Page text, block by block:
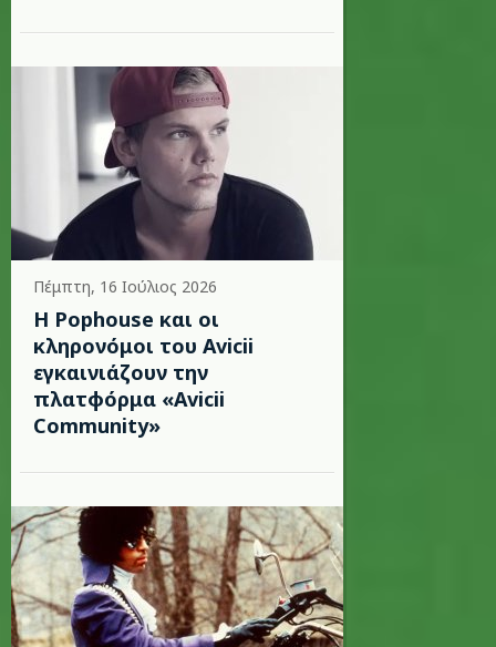
Πέμπτη, 16 Ιούλιος 2026
Η Pophouse και οι
κληρονόμοι του Avicii
εγκαινιάζουν την
πλατφόρμα «Avicii
Community»